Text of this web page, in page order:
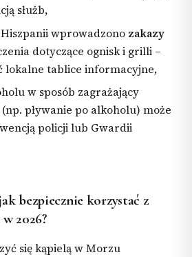
służb,
wprowadzono zakazy
dotyczące ognisk i grilli –
lokalne tablice informacyjne,
w sposób zagrażający
pływanie po alkoholu) może
policji lub Gwardii
bezpiecznie korzystać z
2026?
się kąpielą w Morzu